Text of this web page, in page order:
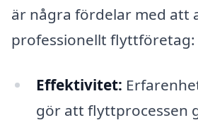
är några fördelar med att
professionellt flyttföretag:
Effektivitet:
gör att flyttprocessen